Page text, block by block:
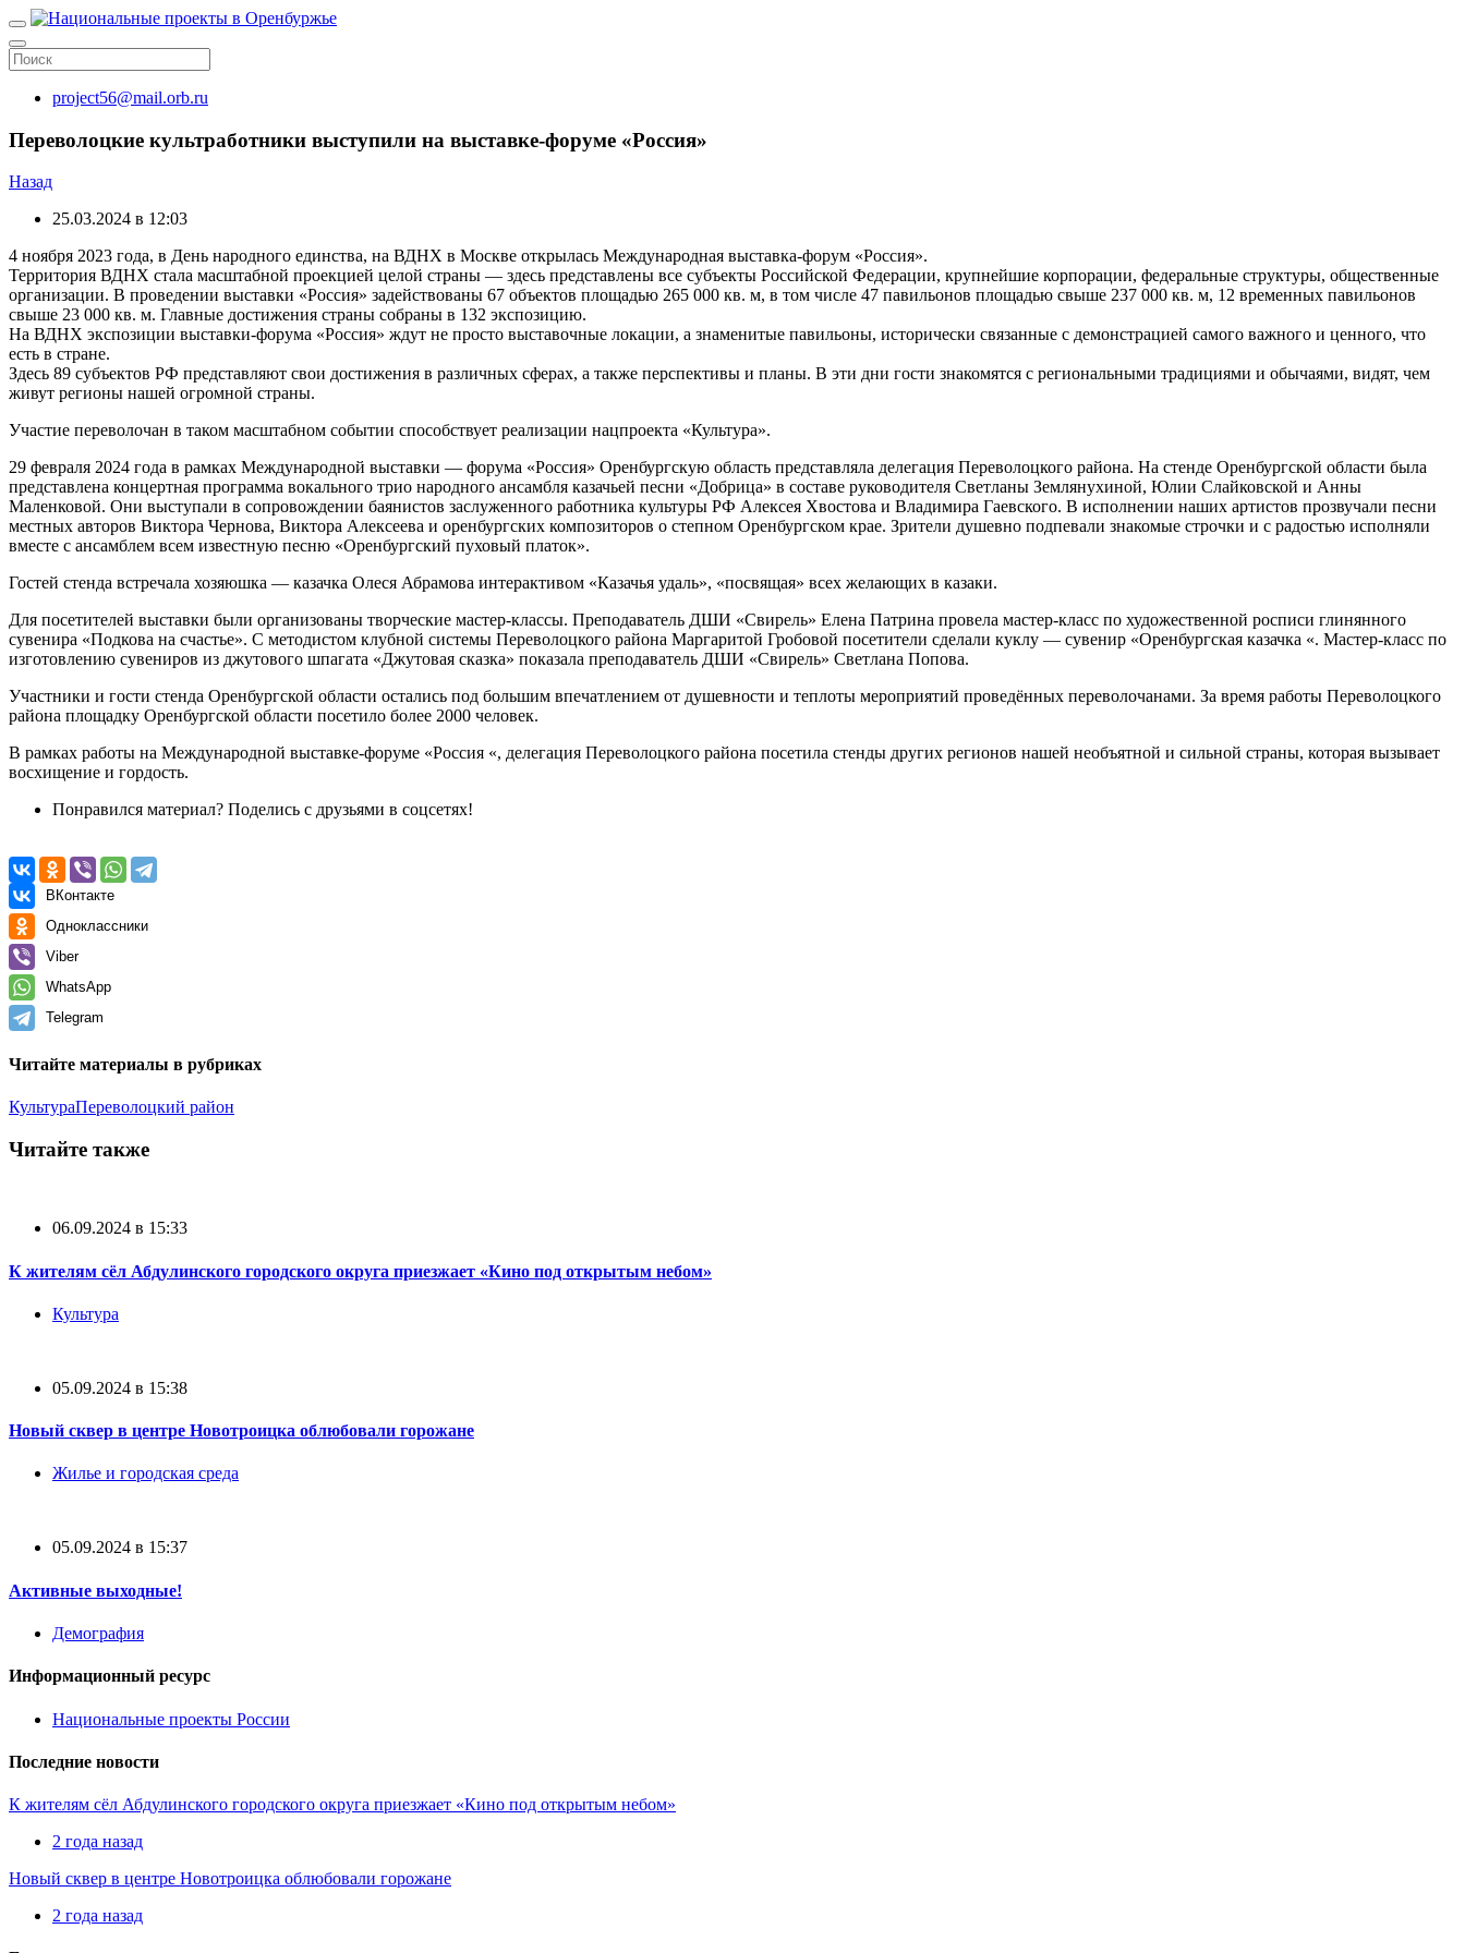
project56@mail.orb.ru
Переволоцкие культработники выступили на выставке-форуме «Россия»
Назад
25.03.2024 в 12:03
4 ноября 2023 года, в День народного единства, на ВДНХ в Москве открылась Международная выставка-форум «Россия».
Территория ВДНХ стала масштабной проекцией целой страны — здесь представлены все субъекты Российской Федерации, крупнейшие корпорации, федеральные структуры, общественные
организации. В проведении выставки «Россия» задействованы 67 объектов площадью 265 000 кв. м, в том числе 47 павильонов площадью свыше 237 000 кв. м, 12 временных павильонов
свыше 23 000 кв. м. Главные достижения страны собраны в 132 экспозицию.
На ВДНХ экспозиции выставки-форума «Россия» ждут не просто выставочные локации, а знаменитые павильоны, исторически связанные с демонстрацией самого важного и ценного, что
есть в стране.
Здесь 89 субъектов РФ представляют свои достижения в различных сферах, а также перспективы и планы. В эти дни гости знакомятся с региональными традициями и обычаями, видят, чем
живут регионы нашей огромной страны.
Участие переволочан в таком масштабном событии способствует реализации нацпроекта «Культура».
29 февраля 2024 года в рамках Международной выставки — форума «Россия» Оренбургскую область представляла делегация Переволоцкого района. На стенде Оренбургской области была
представлена концертная программа вокального трио народного ансамбля казачьей песни «Добрица» в составе руководителя Светланы Землянухиной, Юлии Слайковской и Анны
Маленковой. Они выступали в сопровождении баянистов заслуженного работника культуры РФ Алексея Хвостова и Владимира Гаевского. В исполнении наших артистов прозвучали песни
местных авторов Виктора Чернова, Виктора Алексеева и оренбургских композиторов о степном Оренбургском крае. Зрители душевно подпевали знакомые строчки и с радостью исполняли
вместе с ансамблем всем известную песню «Оренбургский пуховый платок».
Гостей стенда встречала хозяюшка — казачка Олеся Абрамова интерактивом «Казачья удаль», «посвящая» всех желающих в казаки.
Для посетителей выставки были организованы творческие мастер-классы. Преподаватель ДШИ «Свирель» Елена Патрина провела мастер-класс по художественной росписи глинянного
сувенира «Подкова на счастье». С методистом клубной системы Переволоцкого района Маргаритой Гробовой посетители сделали куклу — сувенир «Оренбургская казачка «. Мастер-класс по
изготовлению сувениров из джутового шпагата «Джутовая сказка» показала преподаватель ДШИ «Свирель» Светлана Попова.
Участники и гости стенда Оренбургской области остались под большим впечатлением от душевности и теплоты мероприятий проведённых переволочанами. За время работы Переволоцкого
района площадку Оренбургской области посетило более 2000 человек.
В рамках работы на Международной выставке-форуме «Россия «, делегация Переволоцкого района посетила стенды других регионов нашей необъятной и сильной страны, которая вызывает
восхищение и гордость.
Понравился материал? Поделись с друзьями в соцсетях!
ВКонтакте
Одноклассники
Viber
WhatsApp
Telegram
Читайте материалы в рубриках
КультураПереволоцкий район
Читайте также
06.09.2024 в 15:33
К жителям сёл Абдулинского городского округа приезжает «Кино под открытым небом»
Культура
05.09.2024 в 15:38
Новый сквер в центре Новотроицка облюбовали горожане
Жилье и городская среда
05.09.2024 в 15:37
Активные выходные!
Демография
Информационный ресурс
Национальные проекты России
Последние новости
К жителям сёл Абдулинского городского округа приезжает «Кино под открытым небом»
2 года назад
Новый сквер в центре Новотроицка облюбовали горожане
2 года назад